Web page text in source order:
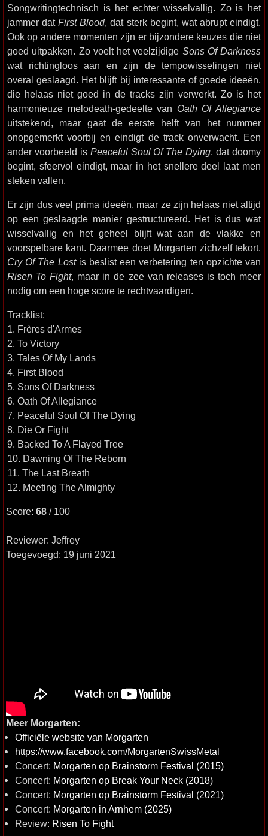
Songwritingtechnisch is het echter wisselvallig. Zo is het
jammer datFirst Blood, dat sterk begint, wat abrupt eindigt.
Ook op andere momenten zijn er bijzondere keuzes die niet
goed uitpakken. Zo voelt het veelzijdige Sons Of Darkness
wat richtingloos aan en zijn de tempowisselingen niet
overal geslaagd. Het blijft bij interessante of goede ideeën,
die helaas niet goed in de tracks zijn verwerkt. Zo is het
harmonieuze melodeath-gedeelte van Oath Of Allegiance
uitstekend, maar gaat de eerste helft van het nummer
onopgemerkt voorbij en eindigt de track onverwacht. Een
ander voorbeeld is Peaceful Soul Of The Dying, dat doomy
begint, sfeervol eindigt, maar in het snellere deel laat men
steken vallen.
Er zijn dus veel prima ideeën, maar ze zijn helaas niet altijd
op een geslaagde manier gestructureerd. Het is dus wat
wisselvallig en het geheel blijft wat aan de vlakke en
voorspelbare kant. Daarmee doet Morgarten zichzelf tekort.
Cry Of The Lostis beslist een verbetering ten opzichte van
Risen To Fight, maar in de zee van releases is toch meer
nodig om een hoge score te rechtvaardigen.
Tracklist:
1. Frères d'Armes
2. To Victory
3. Tales Of My Lands
4. First Blood
5. Sons Of Darkness
6. Oath Of Allegiance
7. Peaceful Soul Of The Dying
8. Die Or Fight
9. Backed To A Flayed Tree
10. Dawning Of The Reborn
11. The Last Breath
12. Meeting The Almighty
Score: 68 / 100
Reviewer: Jeffrey
Toegevoegd: 19 juni 2021
Meer Morgarten:
Officiële website van Morgarten
https://www.facebook.com/MorgartenSwissMetal
Concert: Morgarten op Brainstorm Festival (2015)
Concert: Morgarten op Break Your Neck (2018)
Concert: Morgarten op Brainstorm Festival (2021)
Concert: Morgarten in Arnhem (2025)
Review: Risen To Fight